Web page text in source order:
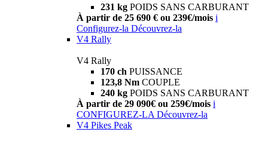
231 kg POIDS SANS CARBURANT
À partir de 25 690 € ou 239€/mois i
Configurez-la Découvrez-la
V4 Rally
V4 Rally
170 ch PUISSANCE
123,8 Nm COUPLE
240 kg POIDS SANS CARBURANT
À partir de 29 090€ ou 259€/mois i
CONFIGUREZ-LA Découvrez-la
V4 Pikes Peak